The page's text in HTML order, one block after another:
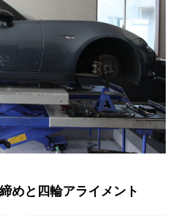
めと四輪アライメント